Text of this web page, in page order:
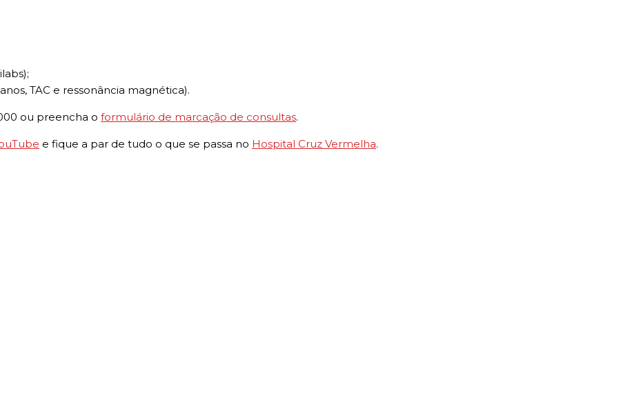
TAC e ressonância magnética).
ou preencha o formulário de marcação de consultas.
e fique a par de tudo o que se passa no Hospital Cruz Vermelha.